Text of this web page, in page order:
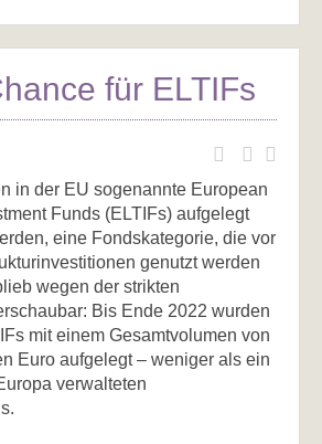
für ELTIFs
in der EU sogenannte European
Funds (ELTIFs) aufgelegt
eine Fondskategorie, die vor
genutzt werden
wegen der strikten
Bis Ende 2022 wurden
mit einem Gesamtvolumen von
Euro aufgelegt – weniger als ein
verwalteten